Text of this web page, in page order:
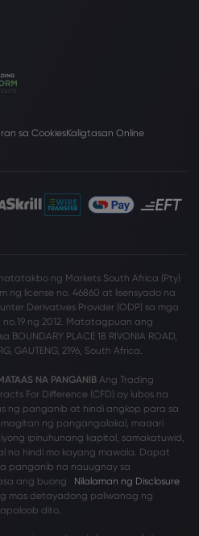
sa CookiesKaligtasan Online
ng Markets South Africa (Pty)
ng license no. 46860 at lisensyado na
Derivatives Provider (ODP) sa mga
ng 2012. Matatagpuan ang
BOUNDARY PLACE 18 RIVONIA ROAD,
GAUTENG, 2196, South Africa.
NA PANGANIB Ang Trading
For Difference (CFD) ay lubos na
ng panganib at hindi angkop para sa
ng pangangalakal, maaari
ipinuhunang kapital, samakatuwid,
na hindi mo kayang mawala. Dapat
panganib na nauugnay sa
ang buong
Nilalaman ng Disclosure
mas detayadong paliwanag ng
dito.